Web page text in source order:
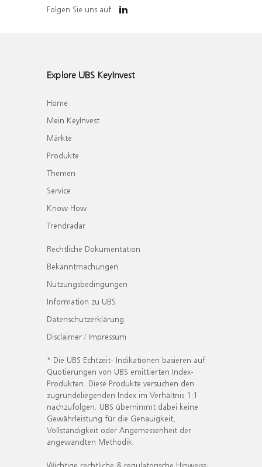
Folgen Sie uns auf
Explore UBS KeyInvest
Home
Mein KeyInvest
Märkte
Produkte
Themen
Service
Know How
Trendradar
Rechtliche Dokumentation
Bekanntmachungen
Nutzungsbedingungen
Information zu UBS
Datenschutzerklärung
Disclaimer / Impressum
* Die UBS Echtzeit- Indikationen basieren auf
Quotierungen von UBS emittierten Index-
Produkten. Diese Produkte versuchen den
zugrundeliegenden Index im Verhältnis 1:1
nachzufolgen. UBS übernimmt dabei keine
Gewährleistung für die Genauigkeit,
Vollständigkeit oder Angemessenheit der
angewandten Methodik.